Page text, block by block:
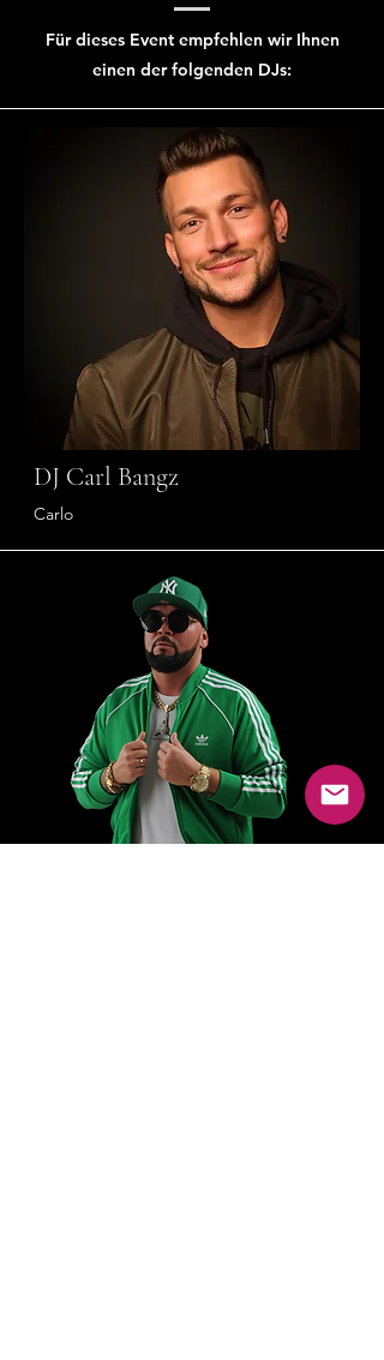
Für dieses Event empfehlen wir Ihnen
einen der folgenden DJs:
DJ Carl Bangz
Carlo